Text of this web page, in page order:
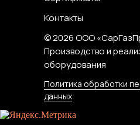
Контакты
© 2026 ООО
Производство и
оборудования
Политика обработки
данных